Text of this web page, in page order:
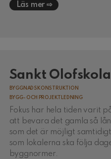
Läs mer
Sankt
BYGGNADSKONSTRUKTION
BYGG- OCH PROJEKTLEDNING
Fokus har hela tiden varit
att bevara det gamla så
som det är möjligt samtidigt
som lokalerna ska följa
byggnormer.